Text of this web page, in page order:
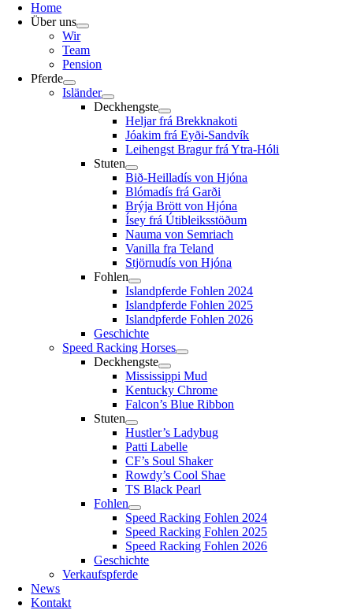
Home
Über uns
Wir
Team
Pension
Pferde
Isländer
Deckhengste
Heljar frá Brekknakoti
Jóakim frá Eyði-Sandvík
Leihengst Bragur frá Ytra-Hóli
Stuten
Bið-Heilladís von Hjóna
Blómadís frá Garði
Brýja Brött von Hjóna
Ísey frá Útibleiksstöðum
Nauma von Semriach
Vanilla fra Teland
Stjörnudís von Hjóna
Fohlen
Islandpferde Fohlen 2024
Islandpferde Fohlen 2025
Islandpferde Fohlen 2026
Geschichte
Speed Racking Horses
Deckhengste
Mississippi Mud
Kentucky Chrome
Falcon’s Blue Ribbon
Stuten
Hustler’s Ladybug
Patti Labelle
CF’s Soul Shaker
Rowdy’s Cool Shae
TS Black Pearl
Fohlen
Speed Racking Fohlen 2024
Speed Racking Fohlen 2025
Speed Racking Fohlen 2026
Geschichte
Verkaufspferde
News
Kontakt